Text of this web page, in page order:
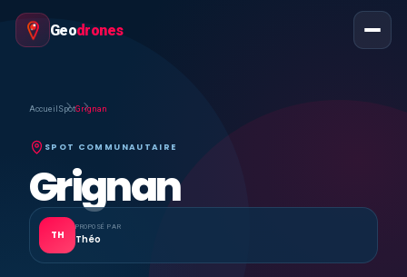
Geodrones
Accueil SpotGrignan
SPOT COMMUNAUTAIRE
Grignan
TH
PROPOSÉ PAR
Théo